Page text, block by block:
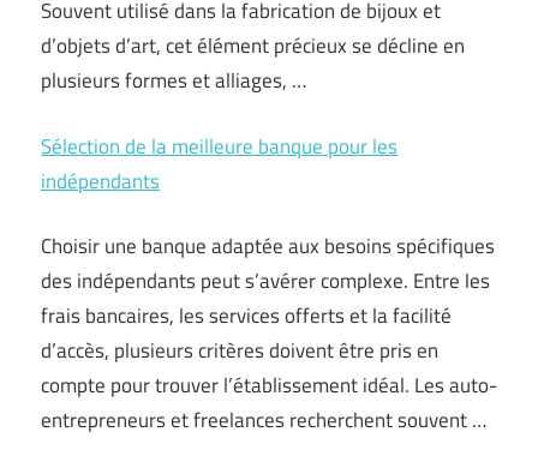
Souvent utilisé dans la fabrication de bijoux et
d’objets d’art, cet élément précieux se décline en
plusieurs formes et alliages, …
Sélection de la meilleure banque pour les
indépendants
Choisir une banque adaptée aux besoins spécifiques
des indépendants peut s’avérer complexe. Entre les
frais bancaires, les services offerts et la facilité
d’accès, plusieurs critères doivent être pris en
compte pour trouver l’établissement idéal. Les auto-
entrepreneurs et freelances recherchent souvent …